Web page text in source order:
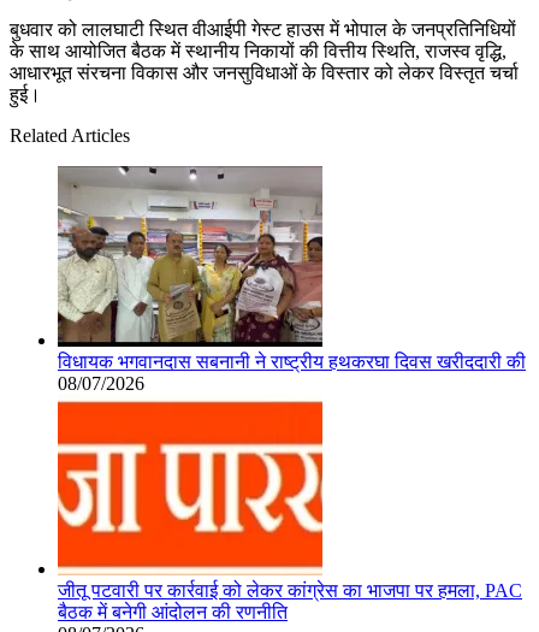
बुधवार को लालघाटी स्थित वीआईपी गेस्ट हाउस में भोपाल के जनप्रतिनिधियों
के साथ आयोजित बैठक में स्थानीय निकायों की वित्तीय स्थिति, राजस्व वृद्धि,
आधारभूत संरचना विकास और जनसुविधाओं के विस्तार को लेकर विस्तृत चर्चा
हुई।
Related Articles
विधायक भगवानदास सबनानी ने राष्ट्रीय हथकरघा दिवस खरीददारी की
08/07/2026
जीतू पटवारी पर कार्रवाई को लेकर कांग्रेस का भाजपा पर हमला, PAC
बैठक में बनेगी आंदोलन की रणनीति